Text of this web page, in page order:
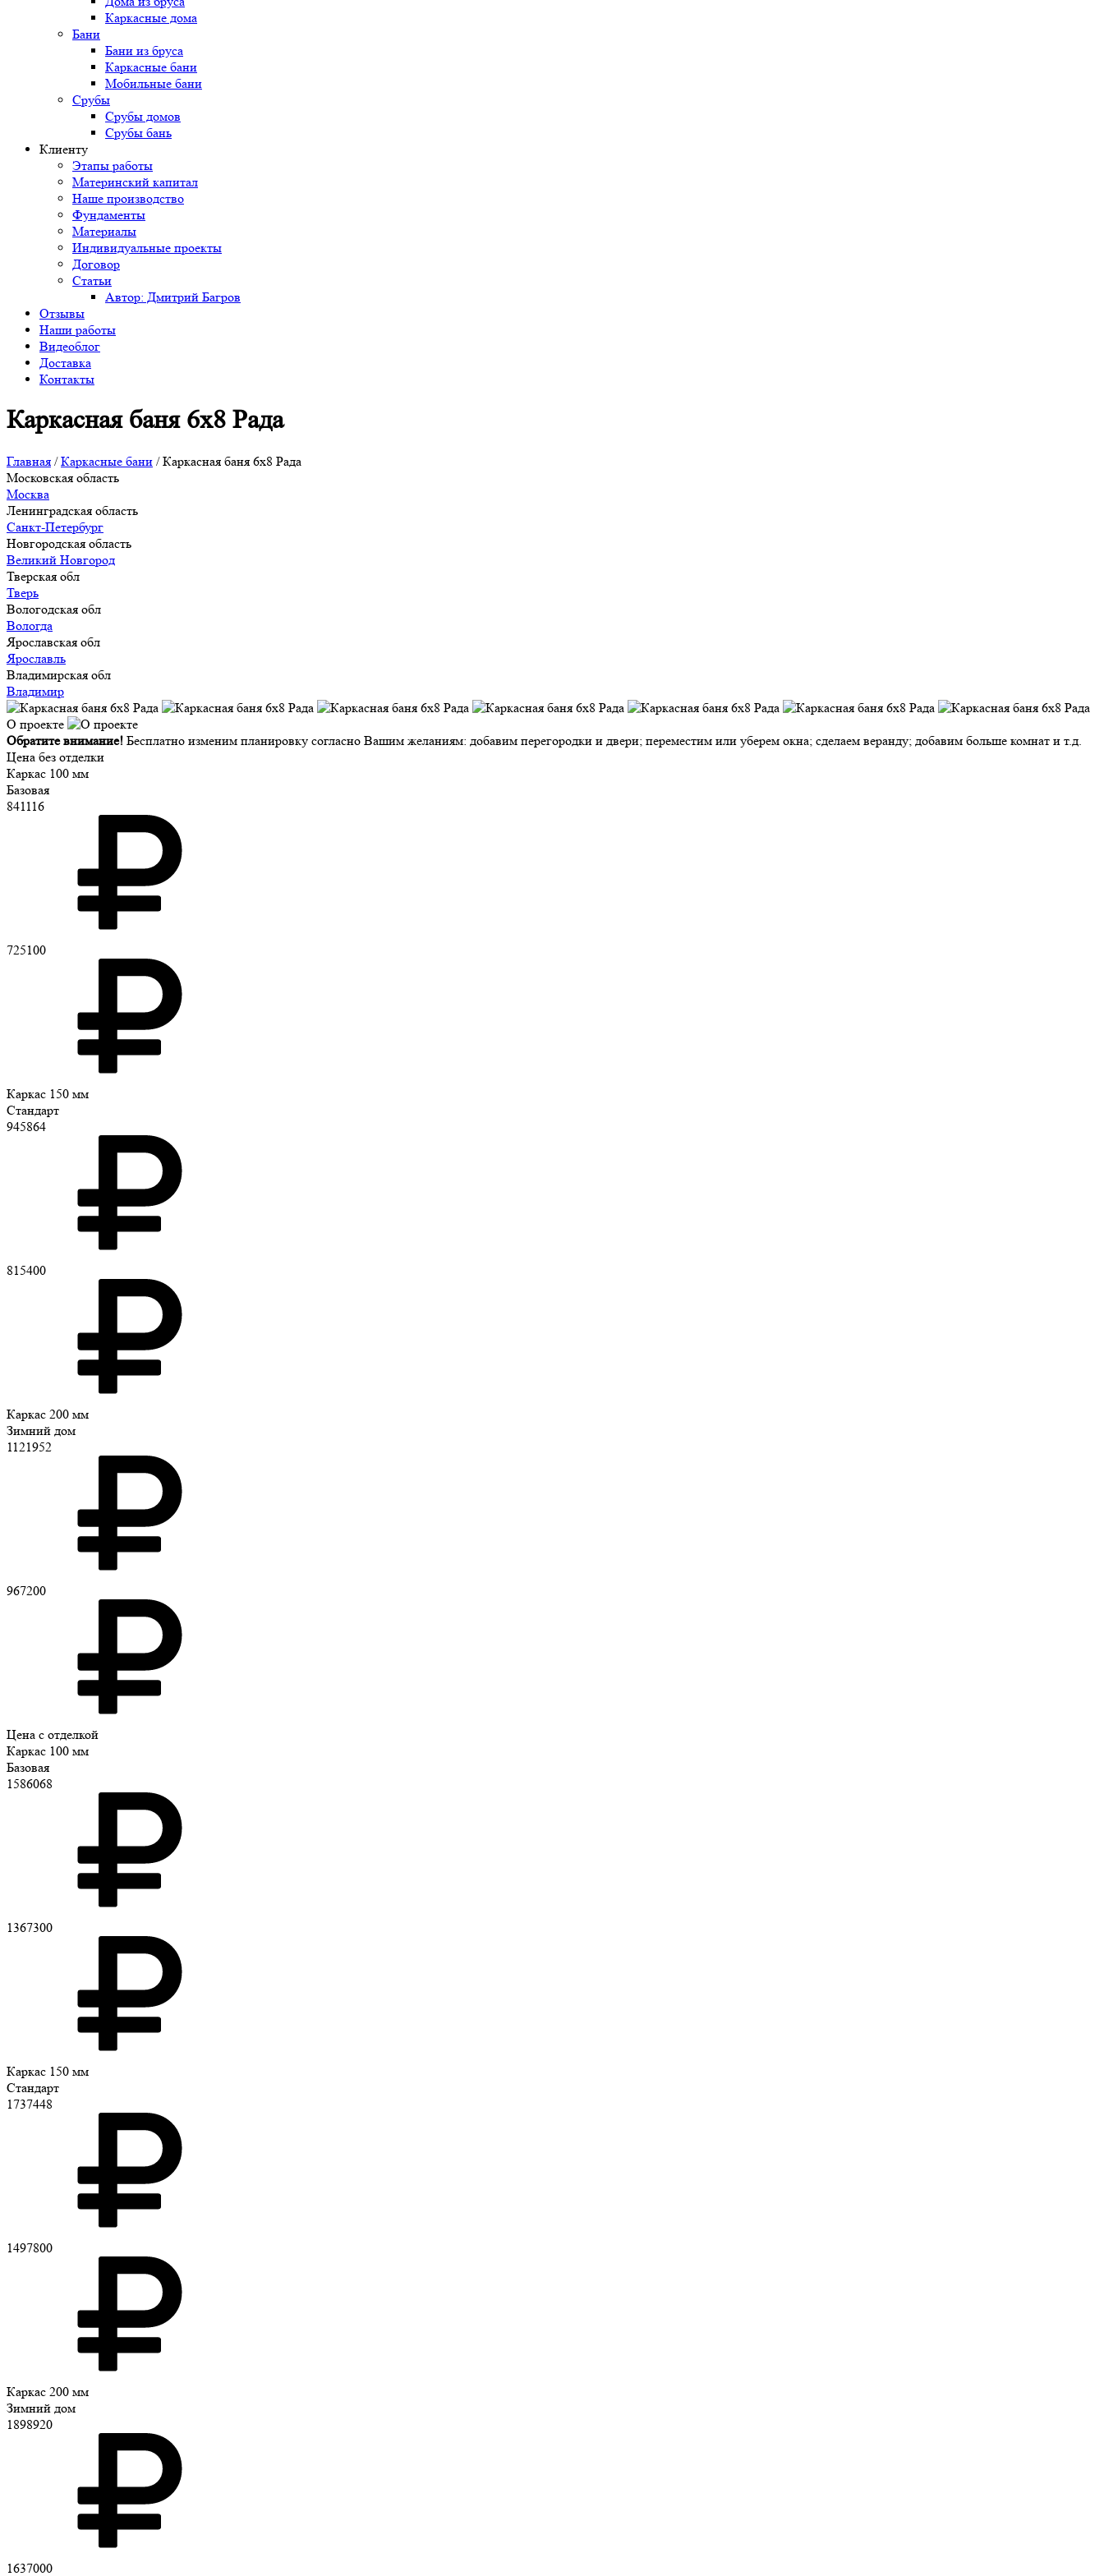
Каркасные дома
Бани
Бани из бруса
Каркасные бани
Мобильные бани
Срубы
Срубы домов
Срубы бань
Клиенту
Этапы работы
Материнский капитал
Наше производство
Фундаменты
Материалы
Индивидуальные проекты
Договор
Статьи
Автор: Дмитрий Багров
Отзывы
Наши работы
Видеоблог
Доставка
Контакты
Каркасная баня 6х8 Рада
Главная /Каркасные бани /Каркасная баня 6х8 Рада
Московская область
Москва
Ленинградская область
Санкт-Петербург
Новгородская область
Великий Новгород
Тверская обл
Тверь
Вологодская обл
Вологда
Ярославская обл
Ярославль
Владимирская обл
Владимир
О проекте
Обратите внимание! Бесплатно изменим планировку согласно Вашим желаниям: добавим перегородки и двери; переместим или уберем окна; сделаем веранду; добавим больше комнат и т.д.
Цена без отделки
Каркас 100 мм
Базовая
841116
725100
Каркас 150 мм
Стандарт
945864
815400
Каркас 200 мм
Зимний дом
1121952
967200
Цена с отделкой
Каркас 100 мм
Базовая
1586068
1367300
Каркас 150 мм
Стандарт
1737448
1497800
Каркас 200 мм
Зимний дом
1898920
1637000